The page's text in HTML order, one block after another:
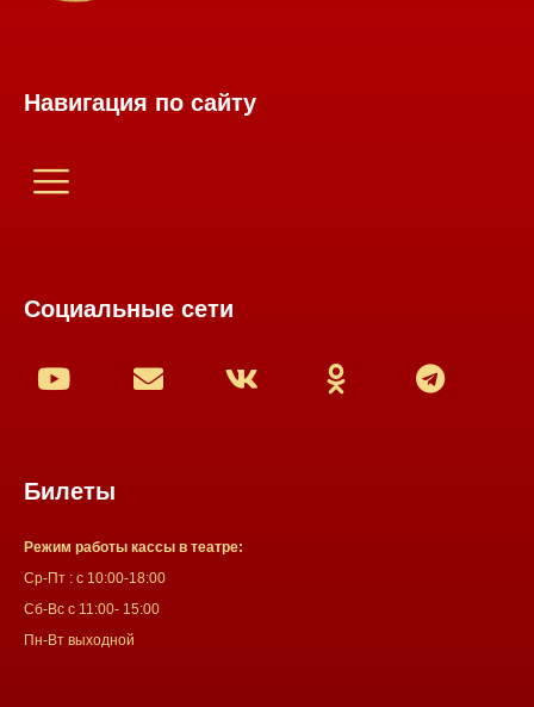
Навигация по сайту
Социальные сети
Билеты
Режим работы кассы в театре:
Ср-Пт : с 10:00-18:00
Сб-Вс с 11:00- 15:00
Пн-Вт выходной